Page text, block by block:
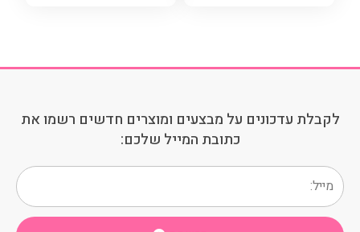
לקבלת עדכונים על מבצעים ומוצרים חדשים רשמו את
כתובת המייל שלכם: